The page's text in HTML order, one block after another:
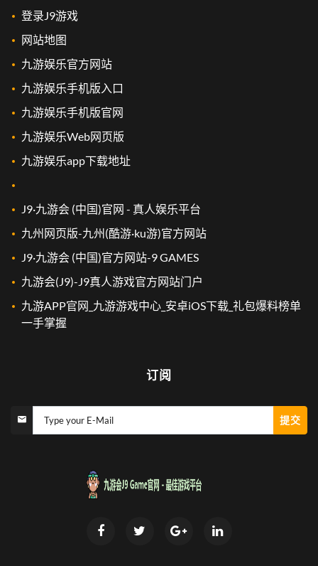
登录J9游戏
网站地图
九游娱乐官方网站
九游娱乐手机版入口
九游娱乐手机版官网
九游娱乐Web网页版
九游娱乐app下载地址
J9·九游会 (中国)官网 - 真人娱乐平台
九州网页版-九州(酷游·ku游)官方网站
J9·九游会 (中国)官方网站-9 GAMES
九游会(J9)-J9真人游戏官方网站门户
九游APP官网_九游游戏中心_安卓iOS下载_礼包爆料榜单
一手掌握
订阅
Type your E-Mail 提交